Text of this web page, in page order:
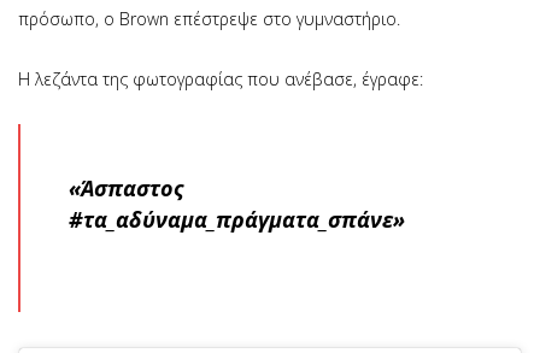
πρόσωπο, ο Brown επέστρεψε στο γυμναστήριο.
Η λεζάντα της φωτογραφίας που ανέβασε, έγραφε:
«Άσπαστος
#τα_αδύναμα_πράγματα_σπάνε»